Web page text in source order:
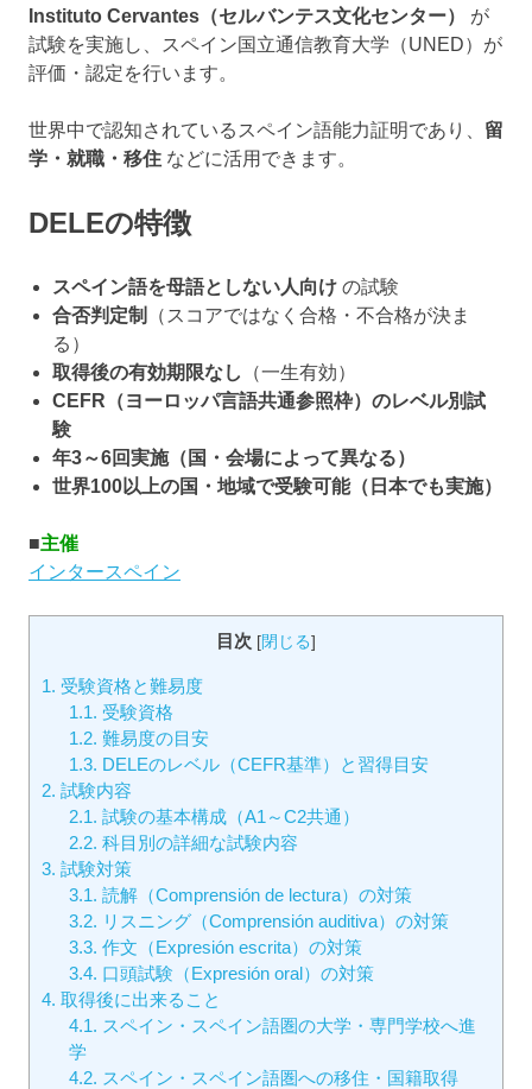
Instituto Cervantes（セルバンテス文化センター）
が
試験を実施し、スペイン国立通信教育大学（UNED）が
評価・認定を行います。
世界中で認知されているスペイン語能力証明であり、 留
学・就職・移住 などに活用できます。
DELEの特徴
スペイン語を母語としない人向け の試験
合否判定制
（スコアではなく合格・不合格が決ま
る）
取得後の有効期限なし
（一生有効）
CEFR（ヨーロッパ言語共通参照枠）のレベル別試
験
年3～6回実施（国・会場によって異なる）
世界100以上の国・地域で受験可能（日本でも実施）
■主催
インタースペイン
目次 [閉じる]
1. 受験資格と難易度
1.1. 受験資格
1.2. 難易度の目安
1.3. DELEのレベル（CEFR基準）と習得目安
2. 試験内容
2.1. 試験の基本構成（A1～C2共通）
2.2. 科目別の詳細な試験内容
3. 試験対策
3.1. 読解（Comprensión de lectura）の対策
3.2. リスニング（Comprensión auditiva）の対策
3.3. 作文（Expresión escrita）の対策
3.4. 口頭試験（Expresión oral）の対策
4. 取得後に出来ること
4.1. スペイン・スペイン語圏の大学・専門学校へ進
学
4.2. スペイン・スペイン語圏への移住・国籍取得